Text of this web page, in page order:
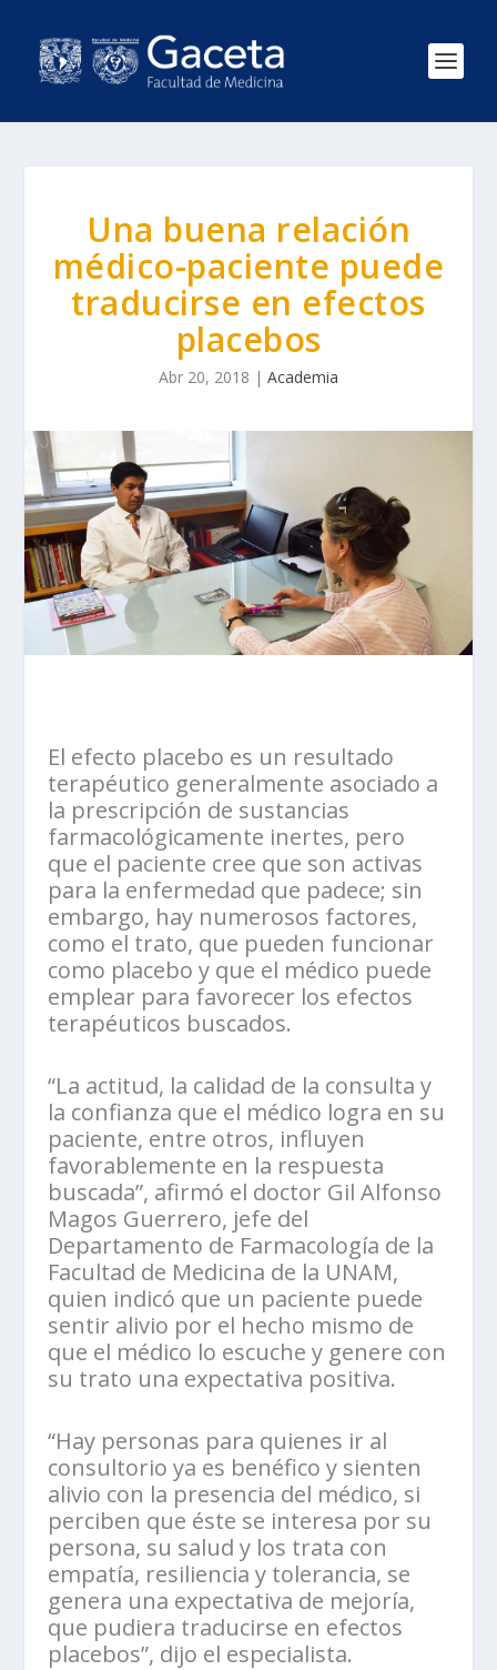
Una buena relación
médico-paciente puede
traducirse en efectos
placebos
Abr 20, 2018 | Academia
El efecto placebo es un resultado
terapéutico generalmente asociado a
la prescripción de sustancias
farmacológicamente inertes, pero
que el paciente cree que son activas
para la enfermedad que padece; sin
embargo, hay numerosos factores,
como el trato, que pueden funcionar
como placebo y que el médico puede
emplear para favorecer los efectos
terapéuticos buscados.
“La actitud, la calidad de la consulta y
la confianza que el médico logra en su
paciente, entre otros, influyen
favorablemente en la respuesta
buscada”, afirmó el doctor Gil Alfonso
Magos Guerrero, jefe del
Departamento de Farmacología de la
Facultad de Medicina de la UNAM,
quien indicó que un paciente puede
sentir alivio por el hecho mismo de
que el médico lo escuche y genere con
su trato una expectativa positiva.
“Hay personas para quienes ir al
consultorio ya es benéfico y sienten
alivio con la presencia del médico, si
perciben que éste se interesa por su
persona, su salud y los trata con
empatía, resiliencia y tolerancia, se
genera una expectativa de mejoría,
que pudiera traducirse en efectos
placebos”, dijo el especialista.